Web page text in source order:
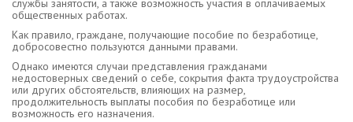
службы занятости, а также возможность участия в оплачиваемых
общественных работах.
Как правило, граждане, получающие пособие по безработице,
добросовестно пользуются данными правами.
Однако имеются случаи представления гражданами
недостоверных сведений о себе, сокрытия факта трудоустройства
или других обстоятельств, влияющих на размер,
продолжительность выплаты пособия по безработице или
возможность его назначения.